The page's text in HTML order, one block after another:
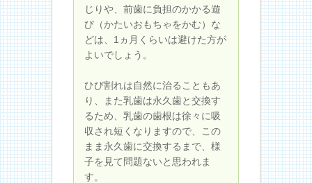
じりや、前歯に負担のかかる遊
び（かたいおもちゃをかむ）な
どは、1ヵ月くらいは避けた方が
よいでしょう。
ひび割れは自然に治ることもあ
り、また乳歯は永久歯と交換す
るため、乳歯の歯根は徐々に吸
収され短くなりますので、この
まま永久歯に交換するまで、様
子を見て問題ないと思われま
す。